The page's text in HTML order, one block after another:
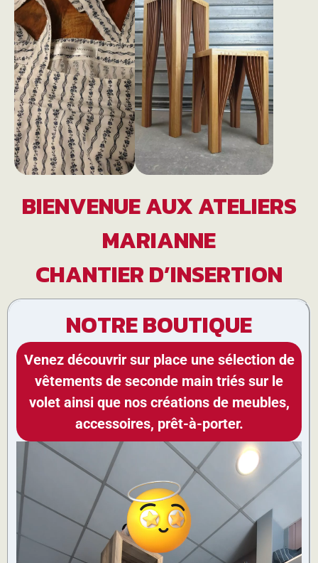
NOTRE BOUTIQUE
Venez découvrir sur place une sélection de
vêtements de seconde main triés sur le
volet ainsi que nos créations de meubles,
accessoires, prêt-à-porter.
BIENVENUE AUX ATELIERS
MARIANNE
CHANTIER D’INSERTION